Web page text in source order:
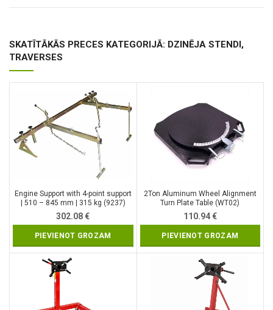
SKATĪTĀKĀS PRECES KATEGORIJĀ: DZINĒJA STENDI,
TRAVERSES
Engine Support with 4-point support
| 510 – 845 mm | 315 kg (9237)
302.08€
PIEVIENOT GROZAM
2Ton Aluminum Wheel Alignment
Turn Plate Table (WT02)
110.94€
PIEVIENOT GROZAM